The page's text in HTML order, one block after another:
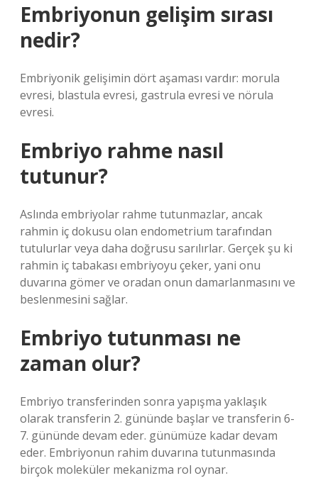
Embriyonun gelişim sırası
nedir?
Embriyonik gelişimin dört aşaması vardır: morula
evresi, blastula evresi, gastrula evresi ve nörula
evresi.
Embriyo rahme nasıl
tutunur?
Aslında embriyolar rahme tutunmazlar, ancak
rahmin iç dokusu olan endometrium tarafından
tutulurlar veya daha doğrusu sarılırlar. Gerçek şu ki
rahmin iç tabakası embriyoyu çeker, yani onu
duvarına gömer ve oradan onun damarlanmasını ve
beslenmesini sağlar.
Embriyo tutunması ne
zaman olur?
Embriyo transferinden sonra yapışma yaklaşık
olarak transferin 2. gününde başlar ve transferin 6-
7. gününde devam eder. günümüze kadar devam
eder. Embriyonun rahim duvarına tutunmasında
birçok moleküler mekanizma rol oynar.